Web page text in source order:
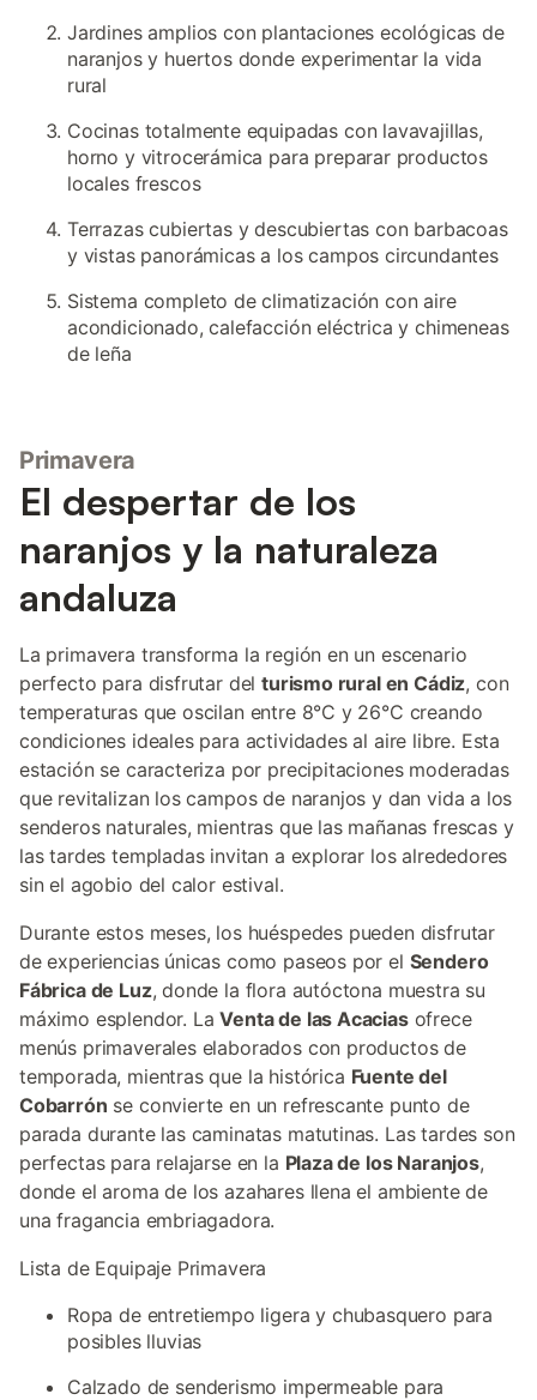
Jardines amplios con plantaciones ecológicas de
naranjos y huertos donde experimentar la vida
rural
Cocinas totalmente equipadas con lavavajillas,
horno y vitrocerámica para preparar productos
locales frescos
Terrazas cubiertas y descubiertas con barbacoas
y vistas panorámicas a los campos circundantes
Sistema completo de climatización con aire
acondicionado, calefacción eléctrica y chimeneas
de leña
Primavera
El despertar de los
naranjos y la naturaleza
andaluza
La primavera transforma la región en un escenario
perfecto para disfrutar delturismo rural en Cádiz, con
temperaturas que oscilan entre 8°C y 26°C creando
condiciones ideales para actividades al aire libre. Esta
estación se caracteriza por precipitaciones moderadas
que revitalizan los campos de naranjos y dan vida a los
senderos naturales, mientras que las mañanas frescas y
las tardes templadas invitan a explorar los alrededores
sin el agobio del calor estival.
Durante estos meses, los huéspedes pueden disfrutar
de experiencias únicas como paseos por el Sendero
Fábrica de Luz, donde la flora autóctona muestra su
máximo esplendor. LaVenta de las Acaciasofrece
menús primaverales elaborados con productos de
temporada, mientras que la histórica Fuente del
Cobarrón se convierte en un refrescante punto de
parada durante las caminatas matutinas. Las tardes son
perfectas para relajarse en la Plaza de los Naranjos,
donde el aroma de los azahares llena el ambiente de
una fragancia embriagadora.
Lista de Equipaje Primavera
Ropa de entretiempo ligera y chubasquero para
posibles lluvias
Calzado de senderismo impermeable para